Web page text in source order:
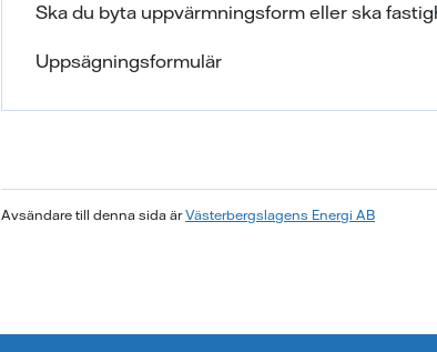
Ska du byta uppvärmningsform eller ska
Uppsägningsformulär
Avsändare till denna sida ärVästerbergslagens Energi AB